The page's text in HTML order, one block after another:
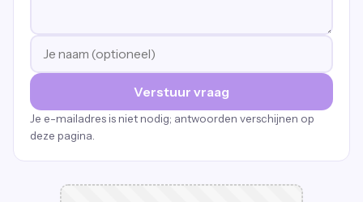
Verstuur vraag
Je e-mailadres is niet nodig; antwoorden verschijnen op
deze pagina.